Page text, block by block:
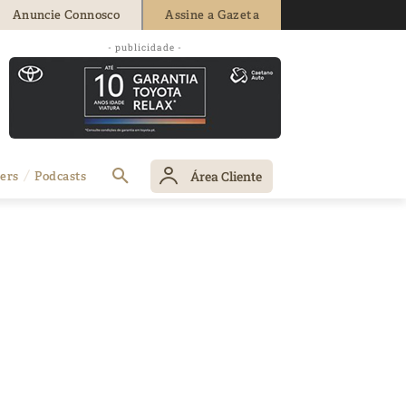
Anuncie Connosco Assine a Gazeta
- publicidade -
Podcasts Área Cliente